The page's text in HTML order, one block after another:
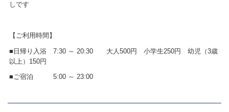
しです
【ご利用時間】
■日帰り入浴 7:30 ～ 20:30 大人500円 小学生250円 幼児（3歳
以上）150円
■ご宿泊 5:00 ～ 23:00